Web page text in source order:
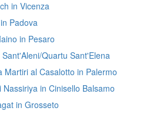
in Vicenza
Padova
in Pesaro
Quartu Sant'Elena
Martiri al Casalotto in Palermo
Nassiriya in Cinisello Balsamo
in Grosseto